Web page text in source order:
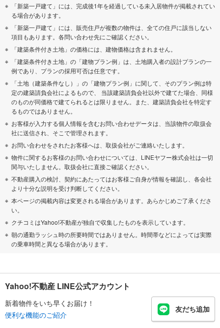
「新築一戸建て」には、完成後1年を経過している未入居物件が掲載されてい
る場合があります。
「新築一戸建て」には、販売住戸が複数の物件は、全ての住戸に該当しない
項目もあります。各問い合わせ先にご確認ください。
「建築条件付き土地」の価格には、建物価格は含まれません。
「建築条件付き土地」の「建物プラン例」は、土地購入者の設計プランの一
例であり、プランの採用可否は任意です。
「土地（建築条件なし）」の「建物プラン例」に関して、そのプラン例は特
定の建築請負会社によるもので、 当該建築請負会社以外で建てた場合、同様
のものが同価格で建てられるとは限りません。また、建築請負会社を特定す
るものではありません。
お客様が入力する個人情報を含むお問い合わせデータは、当該物件の取扱会
社に送信され、そこで管理されます。
お問い合わせをされたお客様へは、取扱会社がご連絡いたします。
物件に関するお客様のお問い合わせについては、LINEヤフー株式会社は一切
関与いたしません。取扱会社に直接ご確認ください。
不動産購入の検討、契約にあたってはお客様ご自身が情報を確認し、各会社
より十分な説明を受け判断してください。
本ページの掲載内容は変更される場合があります。あらかじめご了承くださ
い。
クチコミはYahoo!不動産が独自で収集したものを表示しています。
朝の通勤ラッシュ時の所要時間ではありません。時間帯などによっては実際
の乗車時間と異なる場合があります。
Yahoo!不動産 LINE公式アカウント
新着物件をいち早くお届け！
便利な機能のご紹介
友だち追加